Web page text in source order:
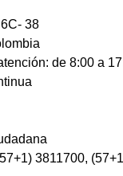
38
de 8:00 a
3811700,